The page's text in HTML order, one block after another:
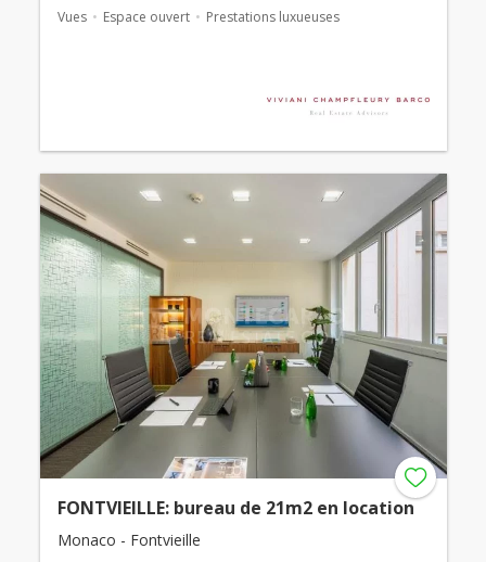
Vues Espace ouvert Prestations luxueuses
FONTVIEILLE: bureau de 21m2 en location
Monaco - Fontvieille